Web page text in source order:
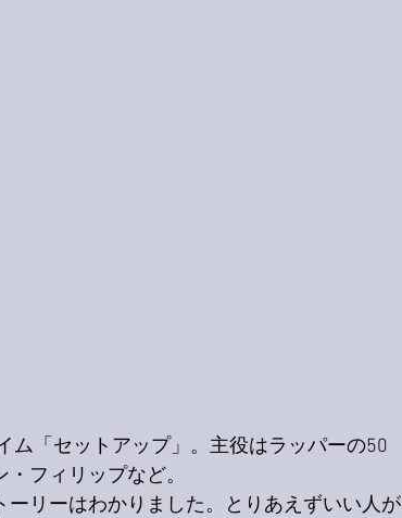
ム「セットアップ」。主役はラッパーの50
フィリップなど。
リーはわかりました。とりあえずいい人が